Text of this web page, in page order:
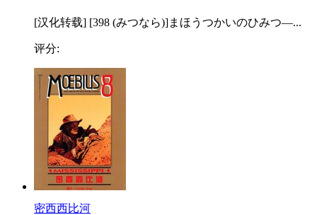
[汉化转载] [398 (みつなら)]まほうつかいのひみつ—...
评分:
密西西比河